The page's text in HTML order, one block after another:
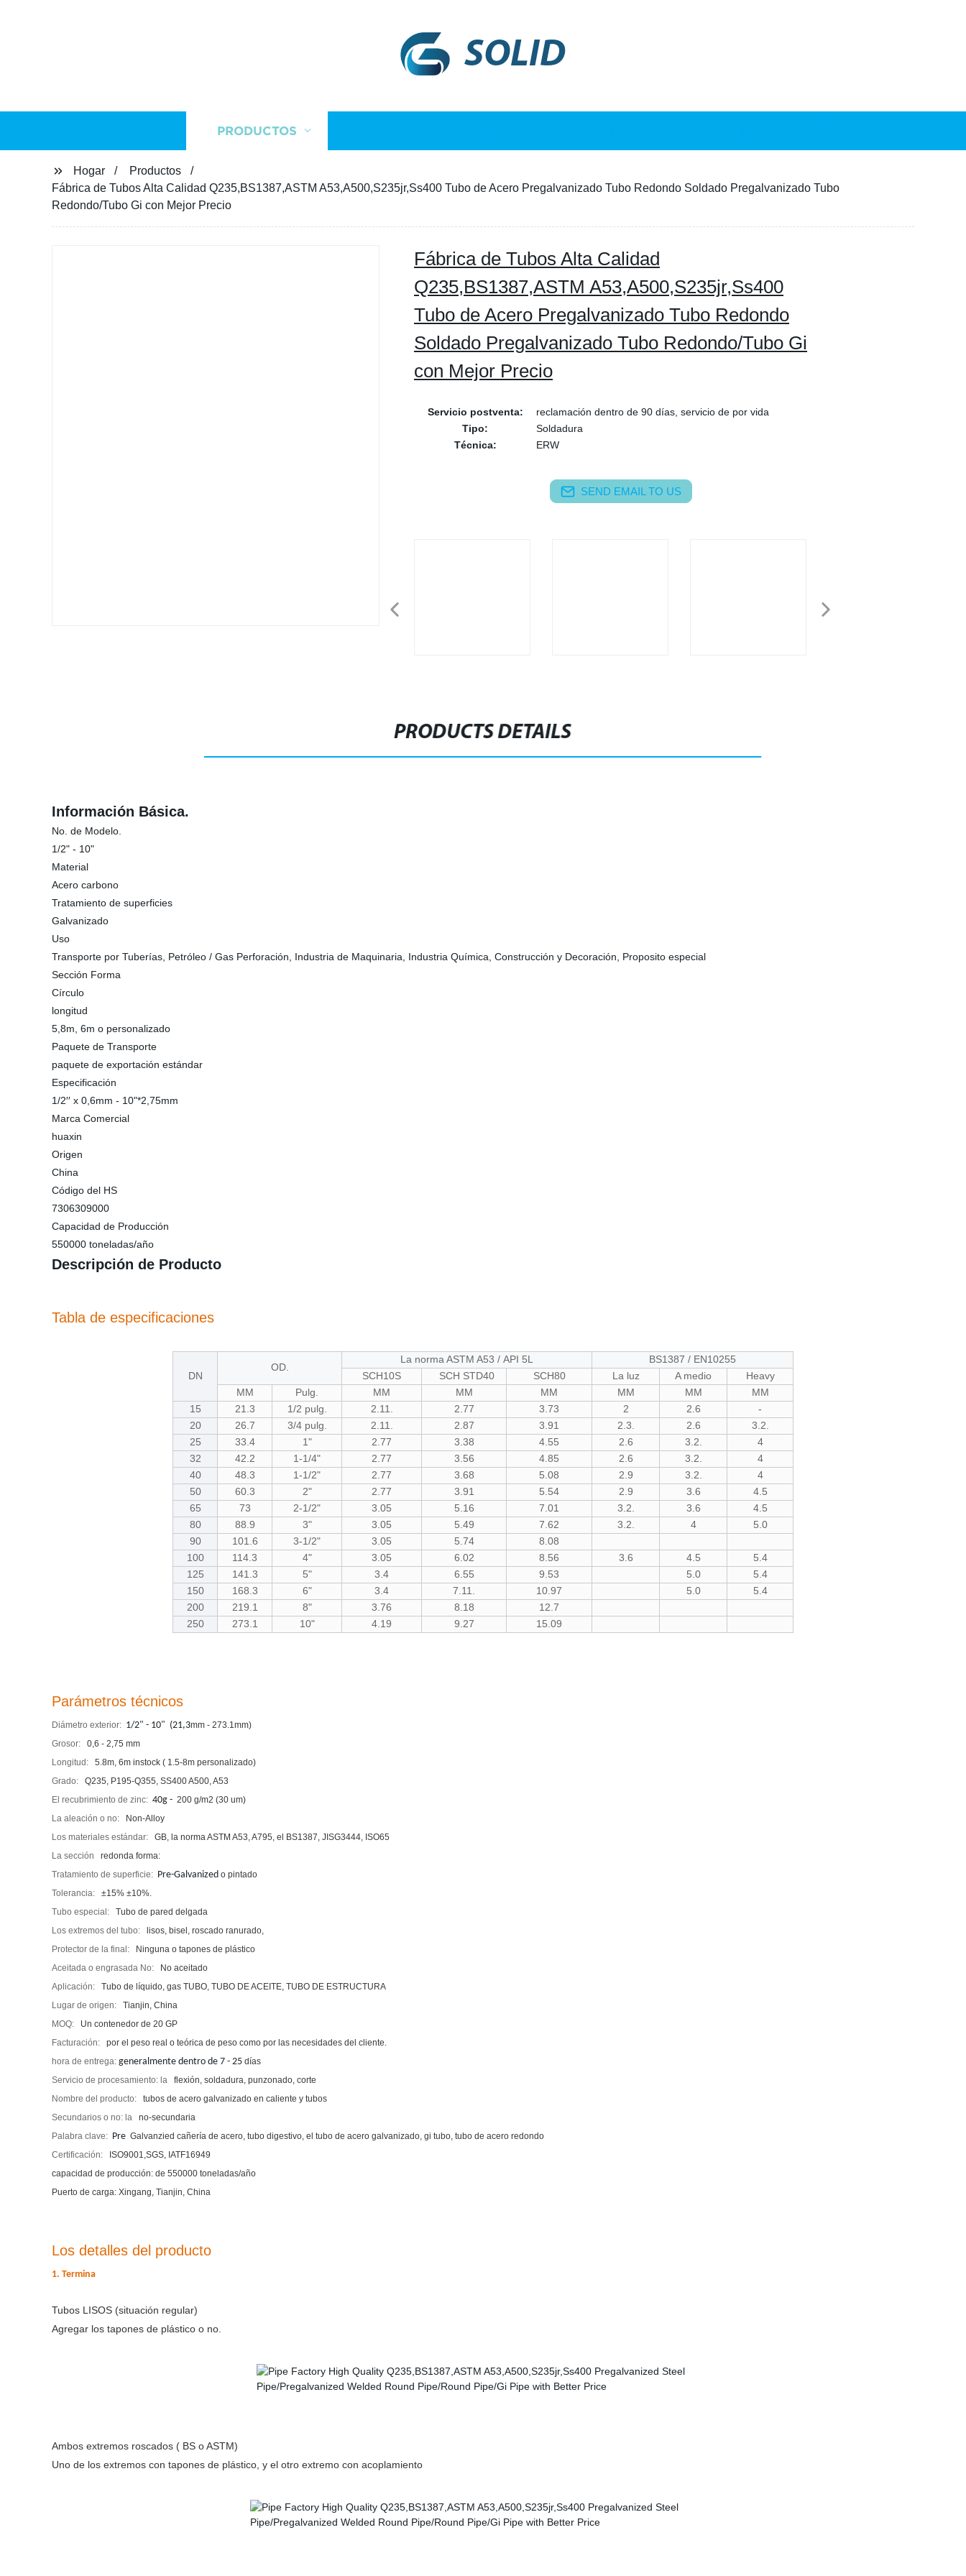
SOLID
PRODUCTOS
Hogar
Productos
Fábrica de Tubos Alta Calidad Q235,BS1387,ASTM A53,A500,S235jr,Ss400 Tubo de Acero Pregalvanizado Tubo Redondo Soldado Pregalvanizado Tubo
Redondo/Tubo Gi con Mejor Precio
Fábrica de Tubos Alta Calidad
Q235,BS1387,ASTM A53,A500,S235jr,Ss400
Tubo de Acero Pregalvanizado Tubo Redondo
Soldado Pregalvanizado Tubo Redondo/Tubo Gi
con Mejor Precio
Servicio postventa:
reclamación dentro de 90 días, servicio de por vida
Tipo:
Soldadura
Técnica:
ERW
SEND EMAIL TO US
PRODUCTS DETAILS
Información Básica.
No. de Modelo.
1/2" - 10"
Material
Acero carbono
Tratamiento de superficies
Galvanizado
Uso
Transporte por Tuberías, Petróleo / Gas Perforación, Industria de Maquinaria, Industria Química, Construcción y Decoración, Proposito especial
Sección Forma
Círculo
longitud
5,8m, 6m o personalizado
Paquete de Transporte
paquete de exportación estándar
Especificación
1/2′′ x 0,6mm - 10"*2,75mm
Marca Comercial
huaxin
Origen
China
Código del HS
7306309000
Capacidad de Producción
550000 toneladas/año
Descripción de Producto
Tabla de especificaciones
DN
OD.
La norma ASTM A53 / API 5L
BS1387 / EN10255
SCH10S
SCH STD40 SCH80 La luz A medio
Heavy
MM
Pulg. MM MM MM MM MM
MM
15
21.3 1/2 pulg. 2.11. 2.77 3.73 2 2.6
-
20
26.7 3/4 pulg. 2.11. 2.87 3.91 2.3. 2.6
3.2.
25
33.4 1" 2.77 3.38 4.55 2.6 3.2.
4
32
42.2 1-1/4" 2.77 3.56 4.85 2.6 3.2.
4
40
48.3 1-1/2" 2.77 3.68 5.08 2.9 3.2.
4
50
60.3 2" 2.77 3.91 5.54 2.9 3.6
4.5
65
73 2-1/2" 3.05 5.16 7.01 3.2. 3.6
4.5
80
88.9 3" 3.05 5.49 7.62 3.2. 4
5.0
90
101.6 3-1/2" 3.05 5.74
8.08
100
114.3 4" 3.05 6.02 8.56 3.6 4.5
5.4
125
141.3 5" 3.4 6.55 9.53 5.0
5.4
150
168.3 6" 3.4 7.11. 10.97 5.0
5.4
200
219.1 8" 3.76 8.18
12.7
250
273.1 10" 4.19 9.27 15.09
Parámetros técnicos
Diámetro exterior: 1/2" - 10" (21,3mm - 273.1mm)
Grosor:
0,6 - 2,75 mm
Longitud:
5.8m, 6m instock ( 1.5-8m personalizado)
Grado:
Q235, P195-Q355, SS400 A500, A53
El recubrimiento de zinc: 40g - 200 g/m2 (30 um)
La aleación o no:
Non-Alloy
Los materiales estándar:
GB, la norma ASTM A53, A795, el BS1387, JISG3444, ISO65
La sección
redonda forma:
Tratamiento de superficie: Pre-Galvanized o pintado
Tolerancia:
±15% ±10%.
Tubo especial:
Tubo de pared delgada
Los extremos del tubo:
lisos, bisel, roscado ranurado,
Protector de la final:
Ninguna o tapones de plástico
Aceitada o engrasada No:
No aceitado
Aplicación:
Tubo de líquido, gas TUBO, TUBO DE ACEITE, TUBO DE ESTRUCTURA
Lugar de origen:
Tianjin, China
MOQ:
Un contenedor de 20 GP
Facturación:
por el peso real o teórica de peso como por las necesidades del cliente.
hora de entrega: generalmente dentro de 7 - 25 días
Servicio de procesamiento: la
flexión, soldadura, punzonado, corte
Nombre del producto:
tubos de acero galvanizado en caliente y tubos
Secundarios o no: la
no-secundaria
Palabra clave: Pre Galvanzied cañería de acero, tubo digestivo, el tubo de acero galvanizado, gi tubo, tubo de acero redondo
Certificación:
ISO9001,SGS, IATF16949
capacidad de producción: de 550000 toneladas/año
Puerto de carga: Xingang, Tianjin, China
Los detalles del producto
1. Termina
Tubos LISOS (situación regular)
Agregar los tapones de plástico o no.
Ambos extremos roscados ( BS o ASTM)
Uno de los extremos con tapones de plástico, y el otro extremo con acoplamiento